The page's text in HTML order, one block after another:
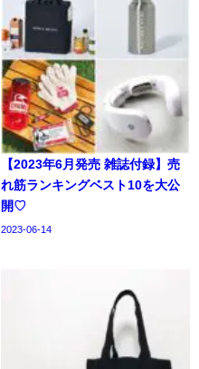
【2023年6月発売 雑誌付録】売
れ筋ランキングベスト10を大公
開♡
2023-06-14